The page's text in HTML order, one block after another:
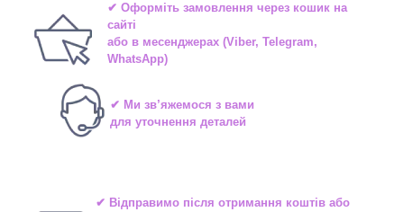
✔ Оформіть замовлення через кошик на
сайті
або в месенджерах(Viber, Telegram,
WhatsApp)
✔ Ми зв’яжемося з вами
для уточнення деталей
✔ Відправимо після отримання коштів або